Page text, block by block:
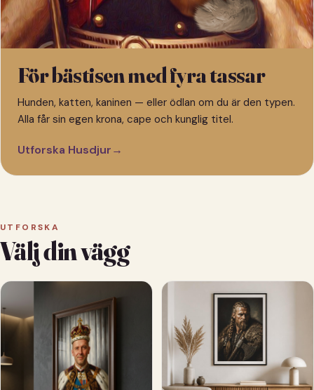
För bästisen med fyra tassar
Hunden, katten, kaninen — eller ödlan om du är den typen.
Alla får sin egen krona, cape och kunglig titel.
Utforska Husdjur→
UTFORSKA
Välj din vägg